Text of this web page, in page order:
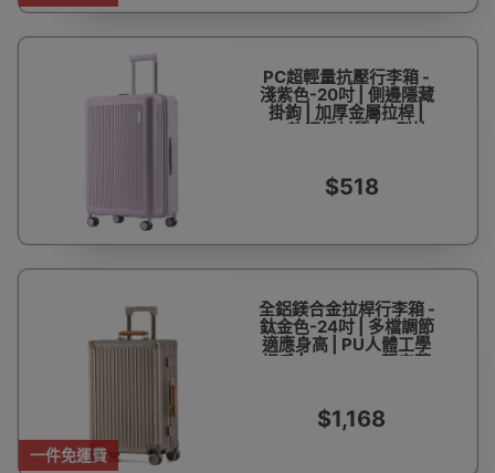
PC超輕量抗壓行李箱 -
淺紫色-20吋 | 側邊隱藏
掛鉤 | 加厚金屬拉桿 |
PC軟鋼板材質 | U型拉
$518
一件免運費
全鋁鎂合金拉桿行李箱 -
鈦金色-24吋 | 多檔調節
適應身高 | PU人體工學
把手 | 360°TPE靜音萬
$1,168